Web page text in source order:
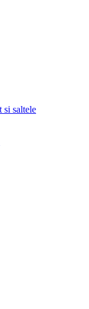
si saltele